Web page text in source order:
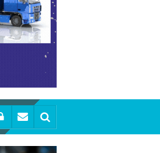
мировые рынки